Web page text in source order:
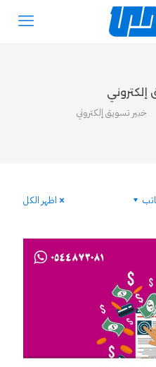
إلكتروني
خبير تسويق إلكتروني
اظهر الكل